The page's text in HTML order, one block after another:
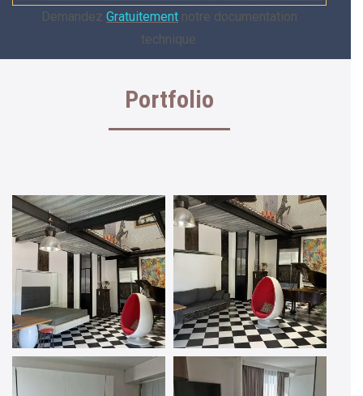
Demandez Gratuitement notre documentation
technique.
Portfolio